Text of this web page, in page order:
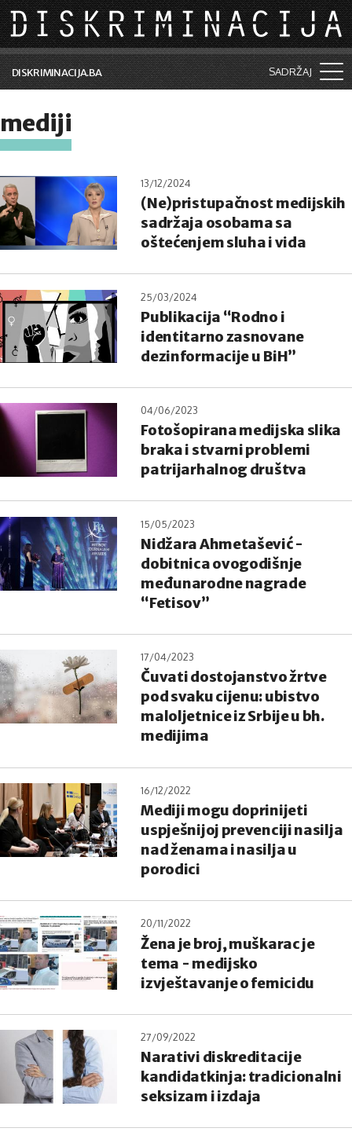
Skip to main content
DISKRIMINACIJA.BA SADRŽAJ
Vijesti i događaji
Kolumne
Lične priče
Saradnja sa medijima
Pretraga
mediji
13/12/2024
(Ne)pristupačnost medijskih
sadržaja osobama sa
oštećenjem sluha i vida
25/03/2024
Publikacija “Rodno i
identitarno zasnovane
dezinformacije u BiH”
04/06/2023
Fotošopirana medijska slika
braka i stvarni problemi
patrijarhalnog društva
15/05/2023
Nidžara Ahmetašević -
dobitnica ovogodišnje
međunarodne nagrade
“Fetisov”
17/04/2023
Čuvati dostojanstvo žrtve
pod svaku cijenu: ubistvo
maloljetnice iz Srbije u bh.
medijima
16/12/2022
Mediji mogu doprinijeti
uspješnijoj prevenciji nasilja
nad ženama i nasilja u
porodici
20/11/2022
Žena je broj, muškarac je
tema - medijsko
izvještavanje o femicidu
27/09/2022
Narativi diskreditacije
kandidatkinja: tradicionalni
seksizam i izdaja